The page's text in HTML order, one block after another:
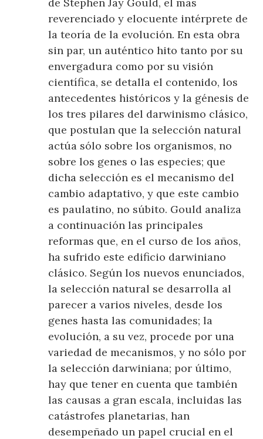
reverenciado y elocuente intérprete de
la teoría de la evolución. En esta obra
sin par, un auténtico hito tanto por su
envergadura como por su visión
científica, se detalla el contenido, los
antecedentes históricos y la génesis de
los tres pilares del darwinismo clásico,
que postulan que la selección natural
actúa sólo sobre los organismos, no
sobre los genes o las especies; que
dicha selección es el mecanismo del
cambio adaptativo, y que este cambio
es paulatino, no súbito. Gould analiza
a continuación las principales
reformas que, en el curso de los años,
ha sufrido este edificio darwiniano
clásico. Según los nuevos enunciados,
la selección natural se desarrolla al
parecer a varios niveles, desde los
genes hasta las comunidades; la
evolución, a su vez, procede por una
variedad de mecanismos, y no sólo por
la selección darwiniana; por último,
hay que tener en cuenta que también
las causas a gran escala, incluidas las
catástrofes planetarias, han
desempeñado un papel crucial en el